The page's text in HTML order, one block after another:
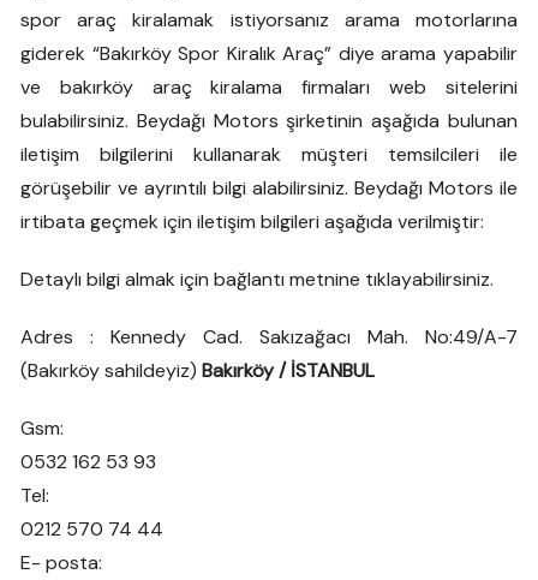
spor araç kiralamak istiyorsanız arama motorlarına
giderek “Bakırköy Spor Kiralık Araç” diye arama yapabilir
ve bakırköy araç kiralama firmaları web sitelerini
bulabilirsiniz. Beydağı Motors şirketinin aşağıda bulunan
iletişim bilgilerini kullanarak müşteri temsilcileri ile
görüşebilir ve ayrıntılı bilgi alabilirsiniz. Beydağı Motors ile
irtibata geçmek için iletişim bilgileri aşağıda verilmiştir:
Detaylı bilgi almak için bağlantı metnine tıklayabilirsiniz.
Adres : Kennedy Cad. Sakızağacı Mah. No:49/A-7
(Bakırköy sahildeyiz)Bakırköy / İSTANBUL
Gsm:
0532 162 53 93
Tel:
0212 570 74 44
E- posta: